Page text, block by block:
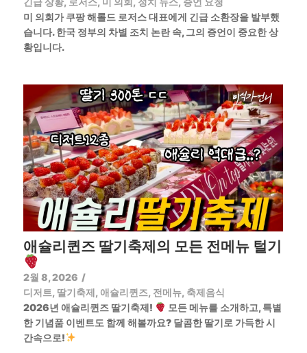
미 의회가 쿠팡 해롤드 로저스 대표에게 긴급 소환장을 발부했
습니다. 한국 정부의 차별 조치 논란 속, 그의 증언이 중요한 상
황입니다.
애슐리퀸즈 딸기축제의 모든 전메뉴 털기
2월 8, 2026 /
디저트, 딸기축제, 애슐리퀸즈, 전메뉴, 축제음식
2026년 애슐리퀸즈 딸기축제!
모든 메뉴를 소개하고, 특별
한 기념품 이벤트도 함께 해볼까요? 달콤한 딸기로 가득한 시
간속으로!